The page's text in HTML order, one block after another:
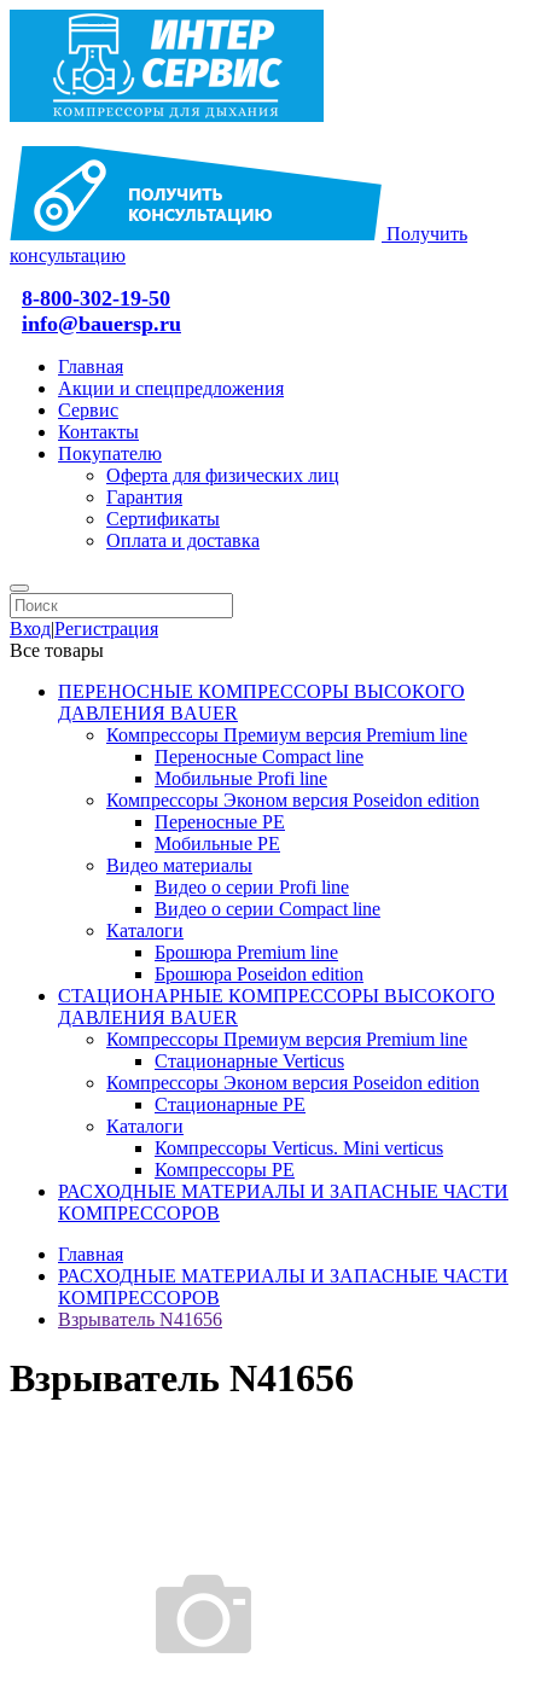
Получить
консультацию
8-800-302-19-50
info@bauersp.ru
Главная
Акции и спецпредложения
Сервис
Контакты
Покупателю
Оферта для физических лиц
Гарантия
Сертификаты
Оплата и доставка
Вход|Регистрация
Все товары
ПЕРЕНОСНЫЕ КОМПРЕССОРЫ ВЫСОКОГО
ДАВЛЕНИЯ BAUER
Компрессоры Премиум версия Premium line
Переносные Compact line
Мобильные Profi line
Компрессоры Эконом версия Poseidon edition
Переносные PE
Мобильные PE
Видео материалы
Видео о серии Profi line
Видео о серии Compact line
Каталоги
Брошюра Premium line
Брошюра Poseidon edition
СТАЦИОНАРНЫЕ КОМПРЕССОРЫ ВЫСОКОГО
ДАВЛЕНИЯ BAUER
Компрессоры Премиум версия Premium line
Стационарные Verticus
Компрессоры Эконом версия Poseidon edition
Стационарные PE
Каталоги
Компрессоры Verticus. Mini verticus
Компрессоры PE
РАСХОДНЫЕ МАТЕРИАЛЫ И ЗАПАСНЫЕ ЧАСТИ
КОМПРЕССОРОВ
Главная
РАСХОДНЫЕ МАТЕРИАЛЫ И ЗАПАСНЫЕ ЧАСТИ
КОМПРЕССОРОВ
Взрыватель N41656
Взрыватель N41656